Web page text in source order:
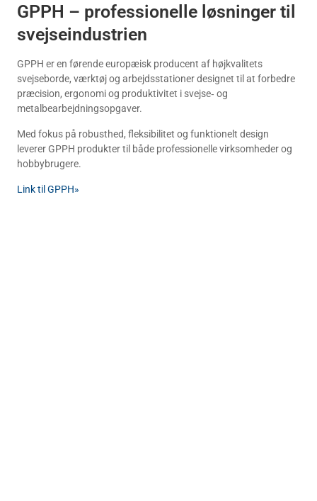
GPPH – professionelle løsninger til
svejseindustrien
GPPH er en førende europæisk producent af højkvalitets
svejseborde, værktøj og arbejdsstationer designet til at forbedre
præcision, ergonomi og produktivitet i svejse‑ og
metalbearbejdningsopgaver.
Med fokus på robusthed, fleksibilitet og funktionelt design
leverer GPPH produkter til både professionelle virksomheder og
hobbybrugere.
Link til GPPH»